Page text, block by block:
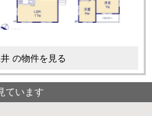
の物件を見る
ています